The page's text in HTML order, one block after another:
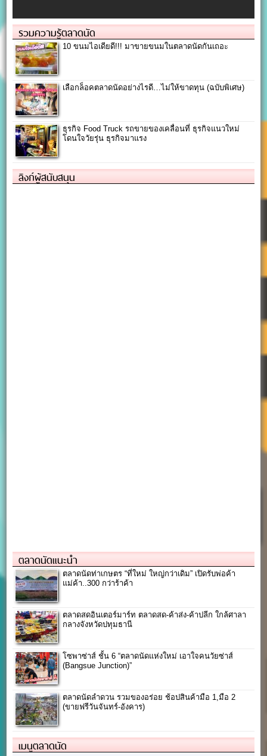
รวมความรู้ตลาดนัด
10 ขนมไอเดียดี!!! มาขายขนมในตลาดนัดกันเถอะ
เลือกล็อคตลาดนัดอย่างไรดี…ไม่ให้ขาดทุน (ฉบับพิเศษ)
ธุรกิจ Food Truck รถขายของเคลื่อนที่ ธุรกิจแนวใหม่
โดนใจวัยรุ่น ธุรกิจมาแรง
ลิงก์ผู้สนับสนุน
ตลาดนัดแนะนำ
ตลาดนัดท่าเกษตร “ที่ใหม่ ใหญ่กว่าเดิม” เปิดรับพ่อค้า
แม่ค้า..300 กว่าร้าค้า
ตลาดสดอินเตอร์มาร์ท ตลาดสด-ค้าส่ง-ค้าปลีก ใกล้ศาลา
กลางจังหวัดปทุมธานี
โซพาซ่าส์ ชั้น 6 “ตลาดนัดแห่งใหม่ เอาใจคนวัยซ่าส์
(Bangsue Junction)”
ตลาดนัดลำดวน รวมของอร่อย ช้อปสินค้ามือ 1,มือ 2
(ขายฟรีวันจันทร์-อังคาร)
เมนูตลาดนัด